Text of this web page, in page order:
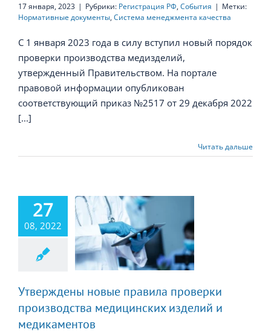
17 января, 2023 | Рубрики: Регистрация РФ,События | Метки:
Нормативные документы,Система менеджмента качества
С 1 января 2023 года в силу вступил новый порядок
проверки производства медизделий,
утвержденный Правительством. На портале
правовой информации опубликован
соответствующий приказ №2517 от 29 декабря 2022
[...]
Читать дальше
27
08, 2022
новые
проверки
Утверждены новые правила проверки
производства медицинских изделий и
медикаментов